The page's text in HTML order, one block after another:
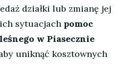
działki lub zmianę jej
sytuacjach pomoc
w Piasecznie
uniknąć kosztownych